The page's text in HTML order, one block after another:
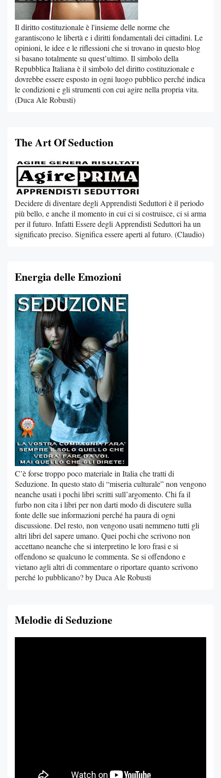
Il diritto costituzionale è l'insieme delle norme che
garantiscono le libertà e i diritti fondamentali dei cittadini. Le
opinioni, le idee e le riflessioni che si trovano in questo blog
si basano totalmente su quest’ultimo. Il simbolo della
Repubblica Italiana è il simbolo del diritto costituzionale e
dovrebbe essere esposto in ogni luogo pubblico perché indica
le condizioni e gli strumenti con cui agire nella propria vita.
(Duca Ale Robusti)
The Art Of Seduction
Decidere di diventare degli Apprendisti Seduttori è il periodo
più bello, e anche il momento in cui ci si costruisce, ci si arma
per il futuro. Infatti Essere degli Apprendisti Seduttori ha un
significato preciso. Significa essere aperti al futuro. (Claudio)
Energia delle Emozioni
C’è forse troppo poco materiale in Italia che tratti di
Seduzione. In questo stato di “miseria culturale” non vengono
neanche usati i pochi libri scritti sull’argomento. Chi fa il
furbo non cita i libri per non darti modo di discutere sulla
fonte delle sue informazioni perché ha paura di ogni
discussione. Del resto, non vengono usati nemmeno tutti gli
altri libri del sapere umano. Quei pochi che scrivono non
accettano neanche che si interpretino le loro frasi e si
offendono se qualcuno le commenta. Se si offendono e
vietano agli altri di commentare o riportare quanto scrivono
perché lo pubblicano? by Duca Ale Robusti
Melodie di Seduzione